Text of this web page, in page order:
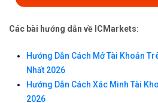
Các bài hướng dẫn về ICMarkets:
Hướng Dẫn Cách Mở Tài Khoản
Nhất 2026
Hướng Dẫn Cách Xác Minh Tài
2026